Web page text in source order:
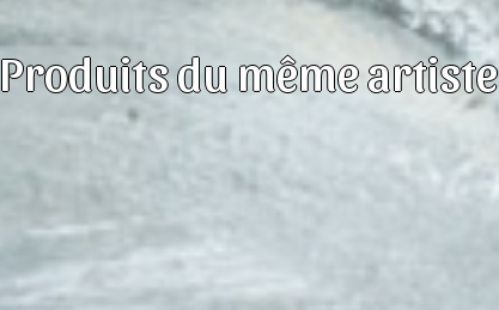
Produits du même artiste